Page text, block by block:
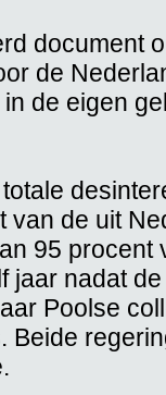
document
de
de eigen
van de uit
95 procent
jaar nadat
Poolse
Beide